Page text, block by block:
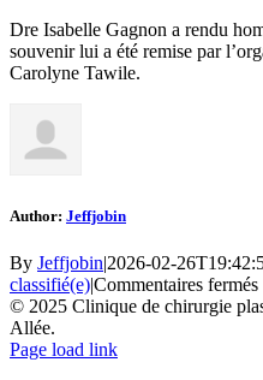
Dre Isabelle Gagnon a rendu
souvenir lui a été remise par
Carolyne Tawile.
Author: Jeffjobin
By Jeffjobin|2026-02-
classifié(e)|Commentaires fermés
© 2025 Clinique de chirurgie
Allée.
Facebook
LinkedIn
Instagram
Page load link